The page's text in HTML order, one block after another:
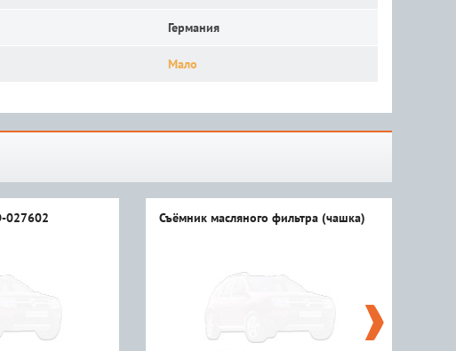
Германия
Мало
027602 Съёмник масляного фильтра (чашка)